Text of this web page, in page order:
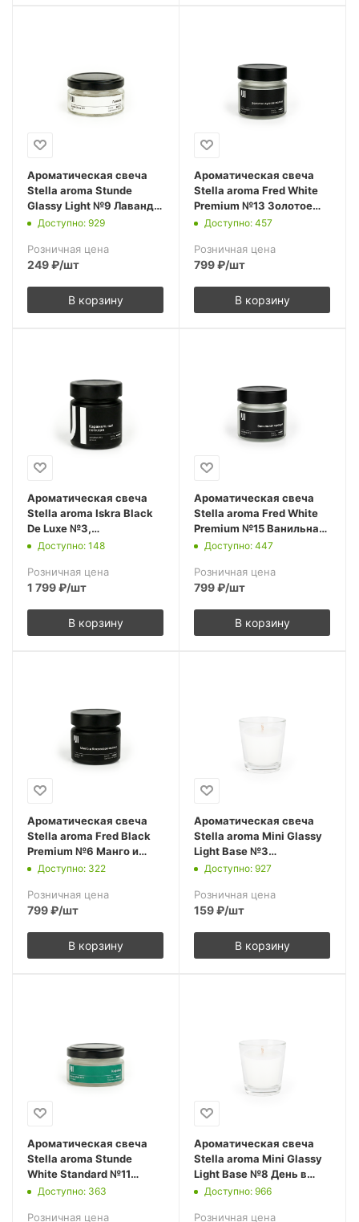
Ароматическая свеча
Stella aroma Stunde
Glassy Light №9 Лаванда
50 мл (упак.3шт.)
Доступно: 929
Розничная цена
249₽/шт
В корзину
Ароматическая свеча
Stella aroma Fred White
Premium №13 Золотое
Лунное молоко 100 мл
Доступно: 457
Розничная цена
799₽/шт
В корзину
Ароматическая свеча
Stella aroma Iskra Black
De Luxe №3,
Карамельный попкорн,
Доступно: 148
Розничная цена
1 799₽/шт
В корзину
Ароматическая свеча
Stella aroma Fred White
Premium №15 Ванильная
Орхидея 100 мл
Доступно: 447
Розничная цена
799₽/шт
В корзину
Ароматическая свеча
Stella aroma Fred Black
Premium №6 Манго и
Кокосовое молоко 100
Доступно: 322
Розничная цена
799₽/шт
В корзину
Ароматическая свеча
Stella aroma Mini Glassy
Light Base №3
Карамельный попкорн,
Доступно: 927
Розничная цена
159₽/шт
В корзину
Ароматическая свеча
Stella aroma Stunde
White Standard №11
Кофейня 50 мл
Доступно: 363
Розничная цена
Ароматическая свеча
Stella aroma Mini Glassy
Light Base №8 День в
СПА, 50 мл (упак.3шт.)
Доступно: 966
Розничная цена